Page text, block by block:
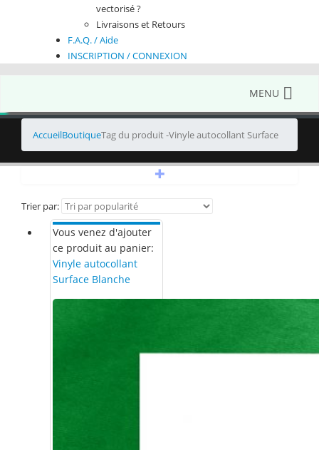
vectorisé ?
Livraisons et Retours
F.A.Q. / Aide
INSCRIPTION / CONNEXION
MENU
AccueilBoutiqueTag du produit -Vinyle autocollant Surface
+
Trier par:
Vous venez d'ajouter
ce produit au panier:
Vinyle autocollant
Surface Blanche